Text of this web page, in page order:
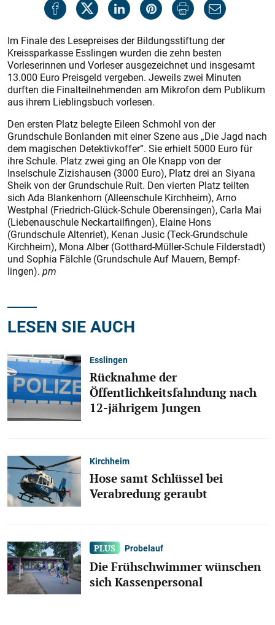
Im Finale des Lesepreises der Bildungsstiftung der
Kreissparkasse Esslingen wurden die zehn besten
Vorleserinnen und Vorleser ausgezeichnet und insgesamt
13.000 Euro Preisgeld vergeben. Jeweils zwei Minuten
durften die Finalteilnehmenden am Mikrofon dem Publikum
aus ihrem Lieblingsbuch vorlesen.
Den ersten Platz belegte Eileen Schmohl von der
Grundschule Bonlanden mit einer Szene aus „Die Jagd nach
dem magischen Detektivkoffer“. Sie erhielt 5000 Euro für
ihre Schule. Platz zwei ging an Ole Knapp von der
Inselschule Zizishausen (3000 Euro), Platz drei an Siyana
Sheik von der Grundschule Ruit. Den vierten Platz teilten
sich Ada Blankenhorn (Alleenschule Kirchheim), Arno
Westphal (Friedrich-Glück-Schule Oberensingen), Carla Mai
(Liebenauschule Neckartailfingen), Elaine Hons
(Grundschule Altenriet), Kenan Jusic (Teck-Grundschule
Kirchheim), Mona Alber (Gotthard-Müller-Schule Filderstadt)
und Sophia Fälchle (Grundschule Auf Mauern, Bempf­
lingen). pm
LESEN SIE AUCH
Esslingen
Rücknahme der
Öffentlichkeitsfahndung nach
12-jährigem Jungen
Kirchheim
Hose samt Schlüssel bei
Verabredung geraubt
Probelauf
Die Frühschwimmer wünschen
sich Kassenpersonal